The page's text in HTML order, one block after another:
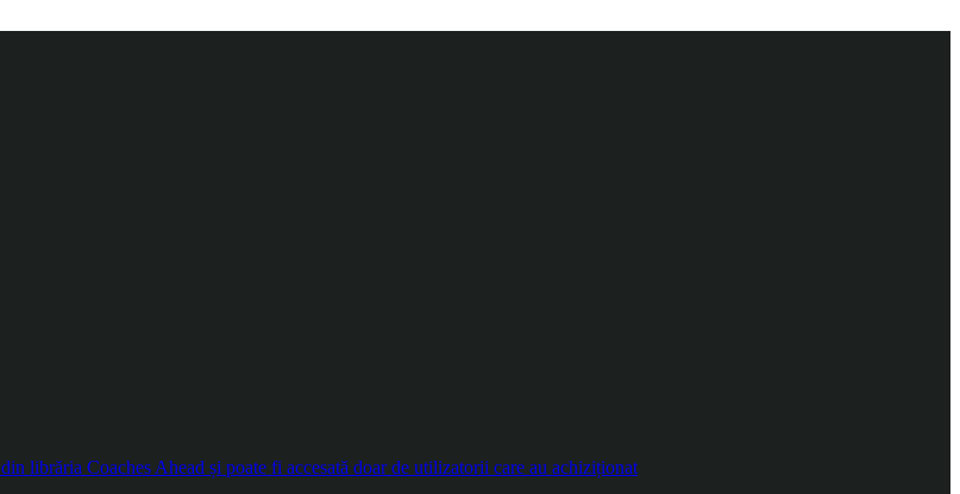
librăria Coaches Ahead și poate fi accesată doar de utilizatorii care au achiziționat